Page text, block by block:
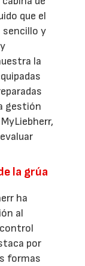
que el
y
la
gestión
la grúa
ha
al
por
formas